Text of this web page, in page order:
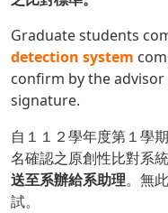
Graduate students
detection system
confirm by the
signature.
自１１２學年度第１學
名確認之原創性比對系
送至系辦給系助理。無
試。